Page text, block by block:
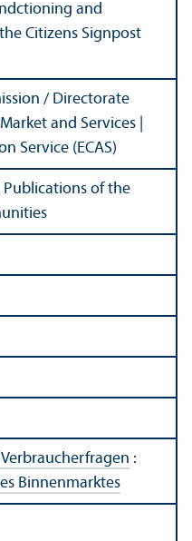
and
Citizens Signpost
/ Directorate
and Services |
Service (ECAS)
of the
:
Binnenmarktes